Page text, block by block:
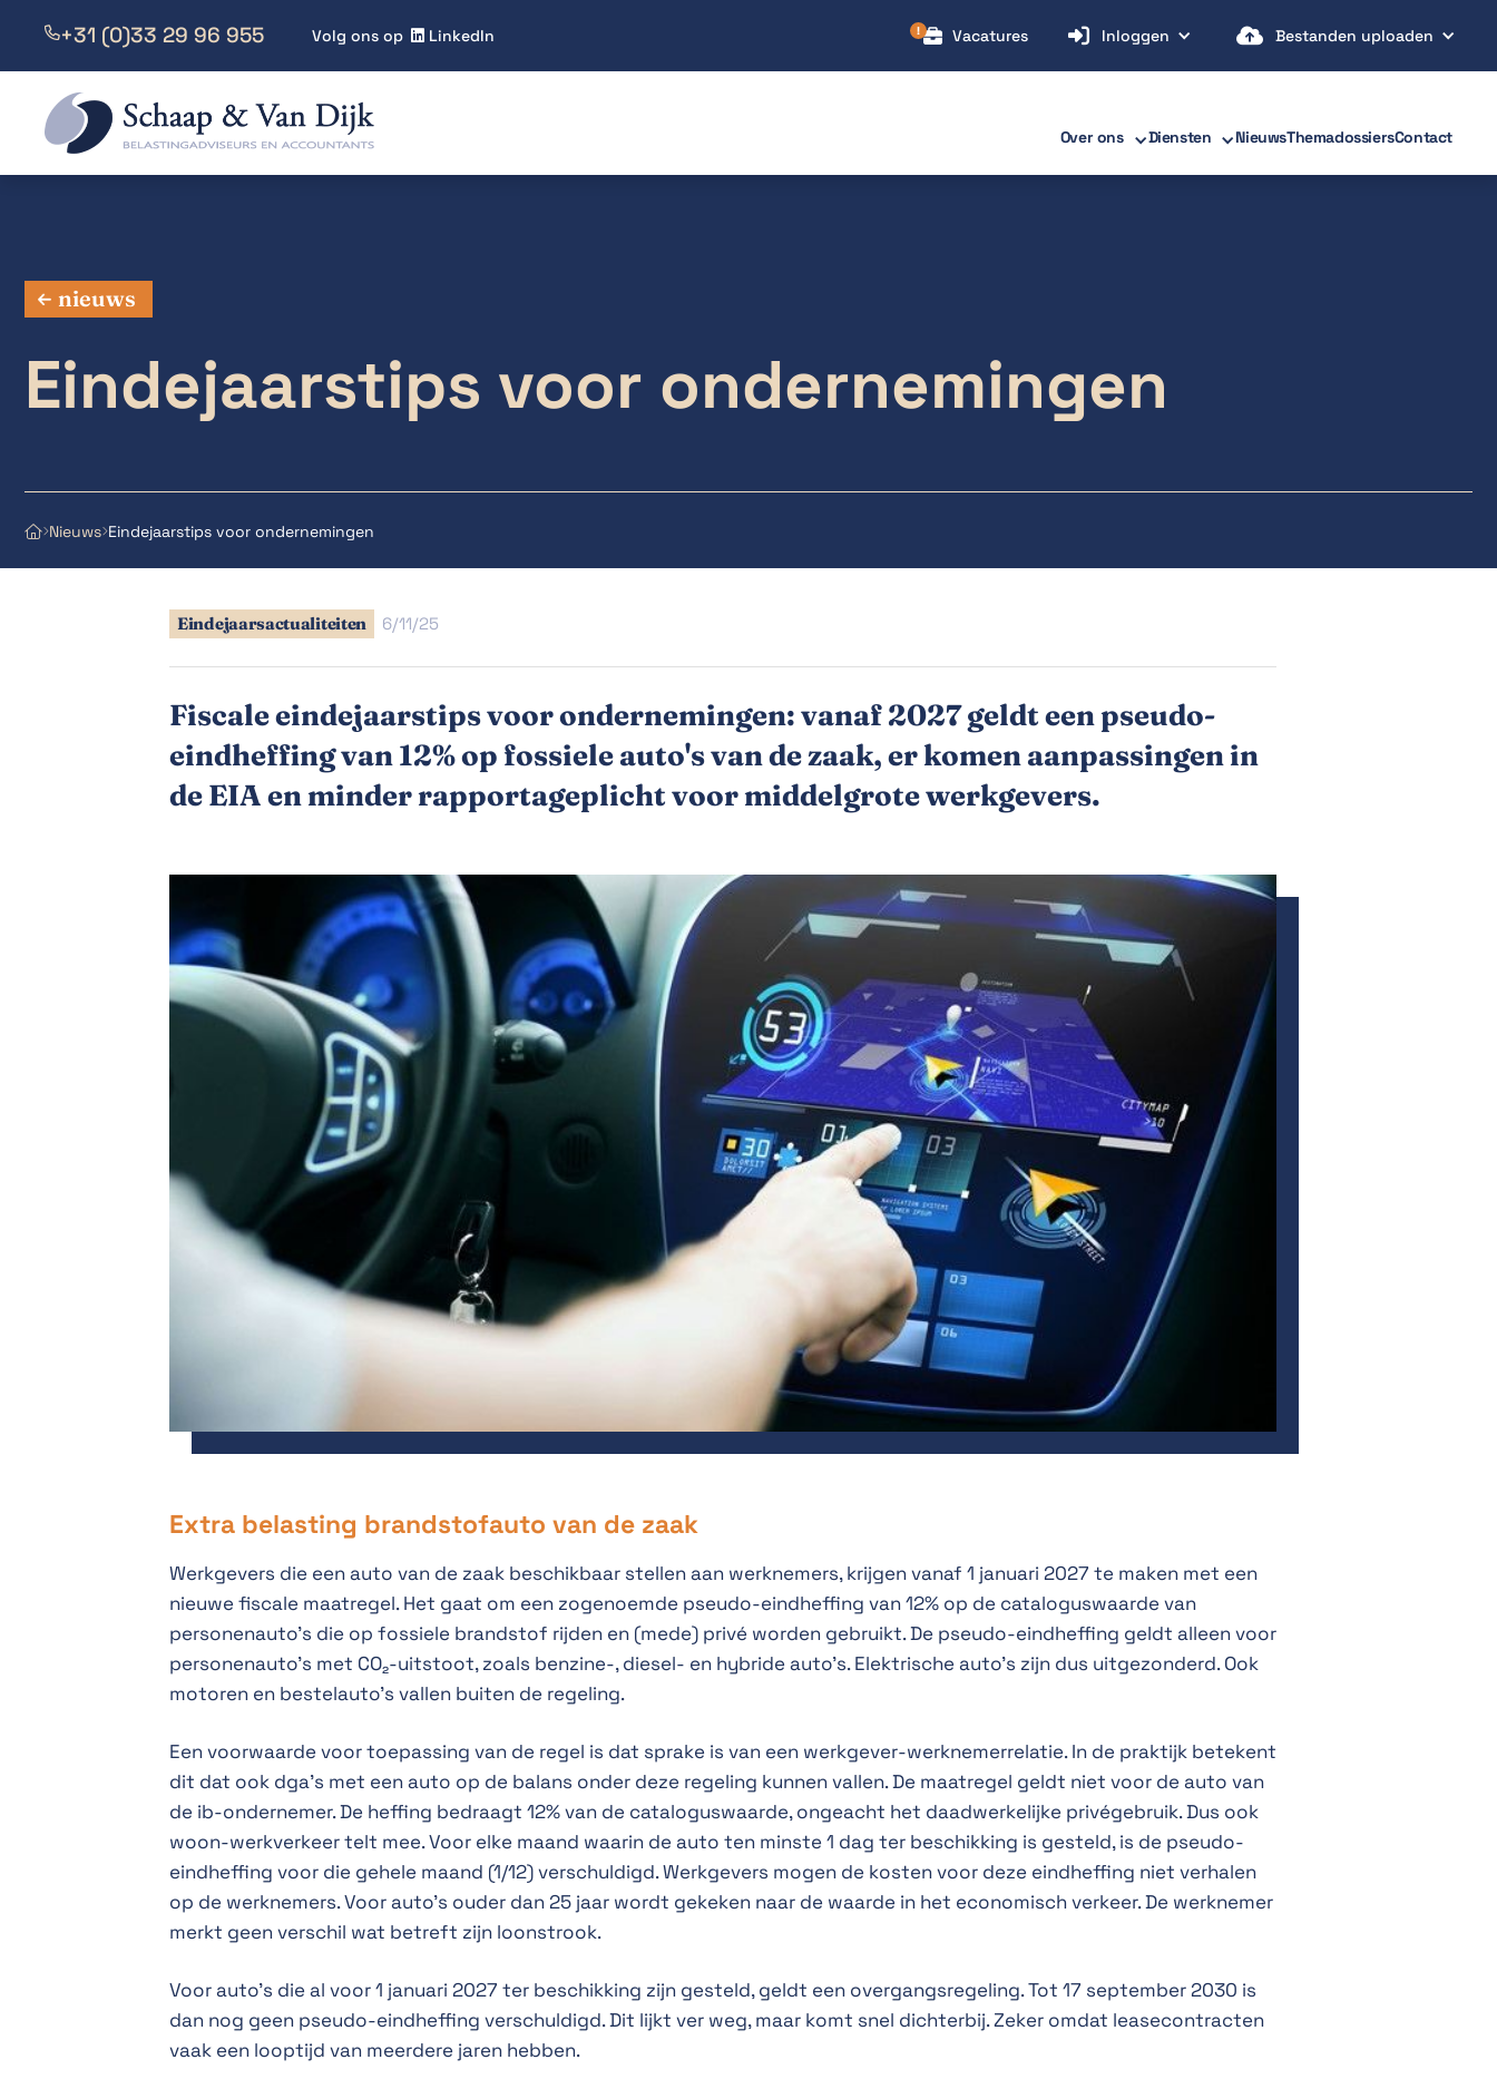
+31 (0)33 29 96 955 Volg ons op  LinkedIn Vacatures  Inloggen  Bestanden uploaden
Over ons Diensten NieuwsThemadossiersContact
nieuws
Eindejaarstips voor ondernemingen
NieuwsEindejaarstips voor ondernemingen
Eindejaarsactualiteiten 6/11/25
Fiscale eindejaarstips voor ondernemingen: vanaf 2027 geldt een pseudo-
eindheffing van 12% op fossiele auto's van de zaak, er komen aanpassingen in
de EIA en minder rapportageplicht voor middelgrote werkgevers.
Extra belasting brandstofauto van de zaak
Werkgevers die een auto van de zaak beschikbaar stellen aan werknemers, krijgen vanaf 1 januari 2027 te maken met een
nieuwe fiscale maatregel. Het gaat om een zogenoemde pseudo-eindheffing van 12% op de cataloguswaarde van
personenauto’s die op fossiele brandstof rijden en (mede) privé worden gebruikt. De pseudo-eindheffing geldt alleen voor
personenauto’s met CO₂-uitstoot, zoals benzine-, diesel- en hybride auto’s. Elektrische auto’s zijn dus uitgezonderd. Ook
motoren en bestelauto’s vallen buiten de regeling.
Een voorwaarde voor toepassing van de regel is dat sprake is van een werkgever-werknemerrelatie. In de praktijk betekent
dit dat ook dga’s met een auto op de balans onder deze regeling kunnen vallen. De maatregel geldt niet voor de auto van
de ib-ondernemer. De heffing bedraagt 12% van de cataloguswaarde, ongeacht het daadwerkelijke privégebruik. Dus ook
woon-werkverkeer telt mee. Voor elke maand waarin de auto ten minste 1 dag ter beschikking is gesteld, is de pseudo-
eindheffing voor die gehele maand (1/12) verschuldigd. Werkgevers mogen de kosten voor deze eindheffing niet verhalen
op de werknemers. Voor auto’s ouder dan 25 jaar wordt gekeken naar de waarde in het economisch verkeer. De werknemer
merkt geen verschil wat betreft zijn loonstrook.
Voor auto’s die al voor 1 januari 2027 ter beschikking zijn gesteld, geldt een overgangsregeling. Tot 17 september 2030 is
dan nog geen pseudo-eindheffing verschuldigd. Dit lijkt ver weg, maar komt snel dichterbij. Zeker omdat leasecontracten
vaak een looptijd van meerdere jaren hebben.